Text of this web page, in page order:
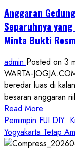
Anggaran
Separuhnya
Minta Bukti
admin Posted on 3
WARTA-
beredar luas di
besaran anggaran
Read More
more
about
Pemimpin FUI DIY:
Yogyakarta Tetap